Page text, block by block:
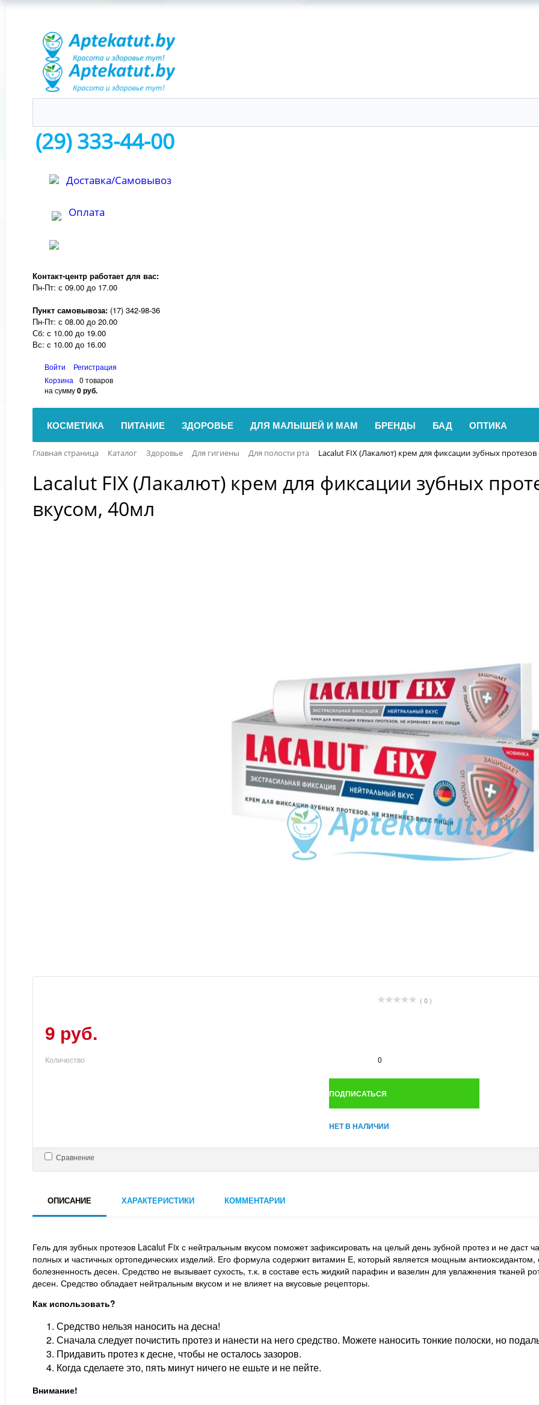
(29) 333-44-00
Доставка/Самовывоз
Оплата
Контакт-центр работает для вас:
Пн-Пт: с 09.00 до 17.00
Пункт самовывоза: (17) 342-98-36
Пн-Пт: с 08.00 до 20.00
Сб: с 10.00 до 19.00
Вс: с 10.00 до 16.00
Войти
Регистрация
Корзина
0 товаров
на сумму0 руб.
КОСМЕТИКА ПИТАНИЕ ЗДОРОВЬЕ ДЛЯ МАЛЫШЕЙ И МАМ БРЕНДЫ БАД ОПТИКА
Главная страница Каталог Здоровье Для гигиены Для полости рта Lacalut FIX (Лакалют) крем для фиксации зубных
Lacalut FIX (Лакалют) крем для фиксации зубных
вкусом, 40мл
( 0 )
9 руб.
Количество 0
ПОДПИСАТЬСЯ
НЕТ В НАЛИЧИИ
Сравнение
ОПИСАНИЕ ХАРАКТЕРИСТИКИ КОММЕНТАРИИ
Гель для зубных протезов Lacalut Fix с нейтральным вкусом поможет зафиксировать на целый день зубной протез и не даст
полных и частичных ортопедических изделий. Его формула содержит витамин Е, который является мощным
болезненность десен. Средство не вызывает сухость, т.к. в составе есть жидкий парафин и вазелин для увлажнения
десен. Средство обладает нейтральным вкусом и не влияет на вкусовые рецепторы.
Как использовать?
Средство нельзя наносить на десна!
Сначала следует почистить протез и нанести на него средство. Можете наносить тонкие полоски, но
Придавить протез к десне, чтобы не осталось зазоров.
Когда сделаете это, пять минут ничего не ешьте и не пейте.
Внимание!